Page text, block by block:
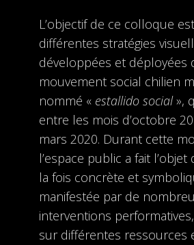
L’objectif de ce colloque
différentes stratégies
développées et déployées
mouvement social chilien
nommé « estallido social»,
entre les mois d’octobre
mars 2020. Durant cette
l’espace public a fait l’objet
la fois concrète et
manifestée par de
interventions
sur différentes ressources